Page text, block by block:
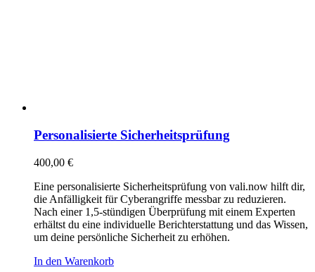
Personalisierte Sicherheitsprüfung
400,00 €
Eine personalisierte Sicherheitsprüfung von vali.now hilft dir,
die Anfälligkeit für Cyberangriffe messbar zu reduzieren.
Nach einer 1,5-stündigen Überprüfung mit einem Experten
erhältst du eine individuelle Berichterstattung und das Wissen,
um deine persönliche Sicherheit zu erhöhen.
In den Warenkorb